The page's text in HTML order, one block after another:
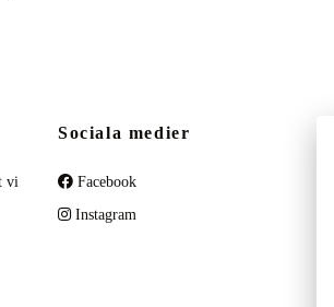
vi
Sociala medier
Facebook
Instagram